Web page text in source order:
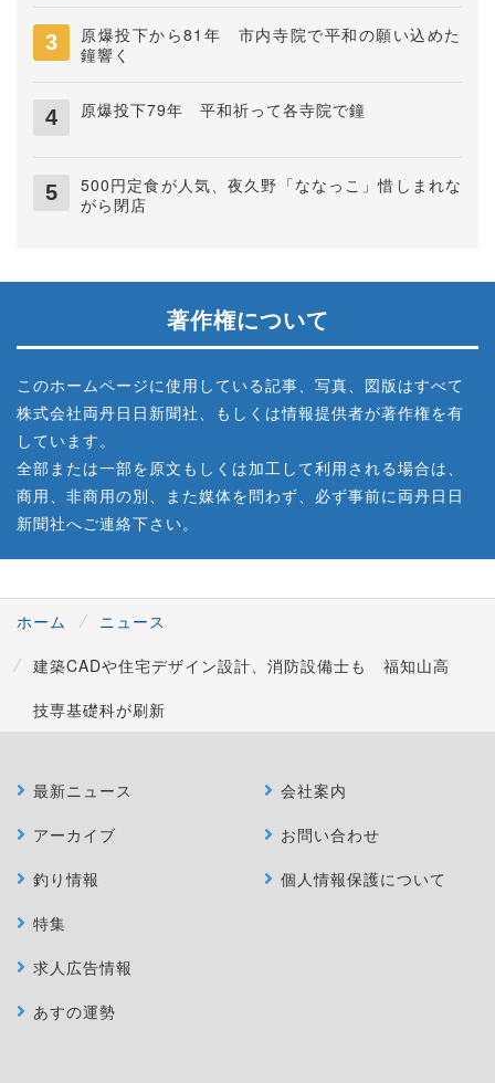
原爆投下から81年 市内寺院で平和の願い込めた
鐘響く
原爆投下79年 平和祈って各寺院で鐘
500円定食が人気、夜久野「ななっこ」惜しまれな
がら閉店
著作権について
このホームページに使用している記事、写真、図版はすべて
株式会社両丹日日新聞社、もしくは情報提供者が著作権を有
しています。
全部または一部を原文もしくは加工して利用される場合は、
商用、非商用の別、また媒体を問わず、必ず事前に両丹日日
新聞社へご連絡下さい。
ホーム
ニュース
建築CADや住宅デザイン設計、消防設備士も 福知山高
技専基礎科が刷新
最新ニュース
アーカイブ
釣り情報
特集
求人広告情報
あすの運勢
会社案内
お問い合わせ
個人情報保護について